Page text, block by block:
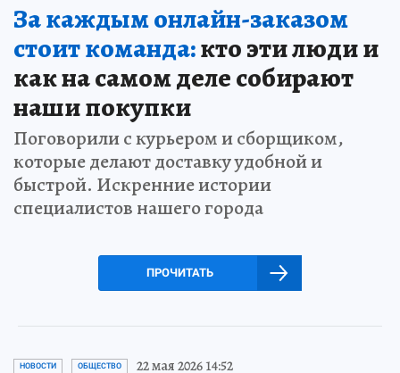
За каждым онлайн-заказом
стоит команда:кто эти люди и
как на самом деле собирают
наши покупки
Поговорили с курьером и сборщиком,
которые делают доставку удобной и
быстрой. Искренние истории
специалистов нашего города
ПРОЧИТАТЬ
НОВОСТИ ОБЩЕСТВО 22 мая 2026 14:52